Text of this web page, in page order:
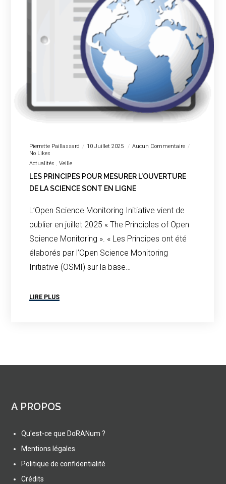
Pierrette Paillassard 10 Juillet 2025
Aucun Commentaire
No Likes
Actualités
Veille
LES PRINCIPES POUR MESURER L’OUVERTURE
DE LA SCIENCE SONT EN LIGNE
L’Open Science Monitoring Initiative vient de
publier en juillet 2025 « The Principles of Open
Science Monitoring ». « Les Principes ont été
élaborés par l’Open Science Monitoring
Initiative (OSMI) sur la base…
LIRE PLUS
A PROPOS
Qu'est-ce que DoRANum ?
Mentions légales
Politique de confidentialité
Crédits